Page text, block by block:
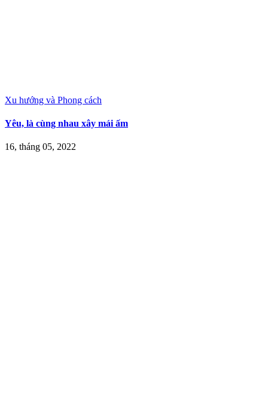
Xu hướng và Phong cách
Yêu, là cùng nhau xây mái ấm
16, tháng 05, 2022